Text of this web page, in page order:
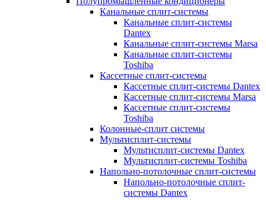
Канальные сплит-системы
Канальные сплит-системы
Dantex
Канальные сплит-системы Marsa
Канальные сплит-системы
Toshiba
Кассетные сплит-системы
Кассетные сплит-системы Dantex
Кассетные сплит-системы Marsa
Кассетные сплит-системы
Toshiba
Колонные-сплит системы
Мультисплит-системы
Мультисплит-системы Dantex
Мультисплит-системы Toshiba
Напольно-потолочные сплит-системы
Напольно-потолочные сплит-
системы Dantex